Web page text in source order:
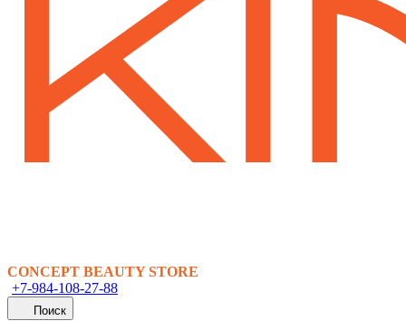
CONCEPT BEAUTY STORE
+7-984-108-27-88
Поиск